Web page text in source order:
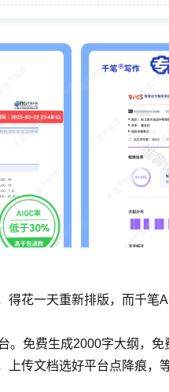
花一天重新排版，而千笔
免费生成2000字大纲，免
传文档选好平台点降痕，